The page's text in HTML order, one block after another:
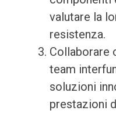
valutare la
resistenza.
Collaborare
team
soluzioni
prestazioni